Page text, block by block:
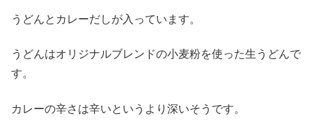
うどんとカレーだしが入っています。
うどんはオリジナルブレンドの小麦粉を使った生うどんで
す。
カレーの辛さは辛いというより深いそうです。